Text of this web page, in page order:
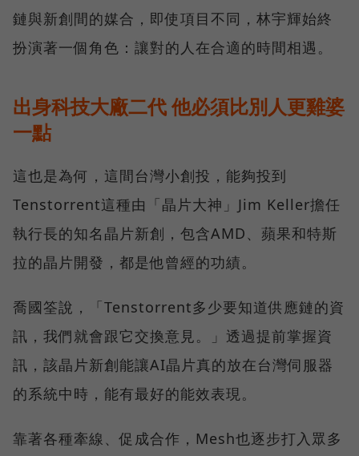
鏈與新創間的媒合，即使項目不同，林宇輝始終
扮演著一個角色：讓對的人在合適的時間相遇。
出身科技大廠二代 他必須比別人更雞婆
一點
這也是為何，這間台灣小創投，能夠投到
Tenstorrent這種由「晶片大神」Jim Keller擔任
執行長的知名晶片新創，包含AMD、蘋果和特斯
拉的晶片開發，都是他曾經的功績。
喬國筌說，「Tenstorrent多少要知道供應鏈的資
訊，我們就會跟它交換意見。」透過提前掌握資
訊，該晶片新創能讓AI晶片真的放在台灣伺服器
的系統中時，能有最好的能效表現。
靠著各種牽線、促成合作，Mesh也逐步打入眾多